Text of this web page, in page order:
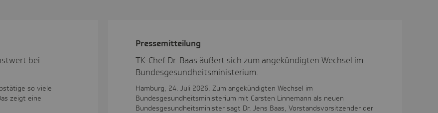
bei
so viele
zeigt eine
Pres­se­mit­tei­lung
TK-Chef Dr. Baas äußert sich zum angekündigten Wechsel im
Bundesgesundheitsministerium.
Hamburg, 24. Juli 2026. Zum angekündigten Wechsel im
Bundesgesundheitsministerium mit Carsten Linnemann als neuen
Bundesgesundheitsminister sagt Dr. Jens Baas, Vorstandsvorsitzender der